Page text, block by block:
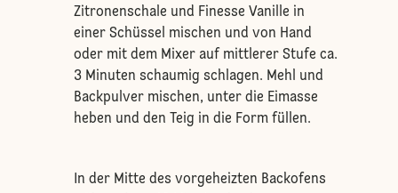
Zitronenschale und Finesse Vanille in
einer Schüssel mischen und von Hand
oder mit dem Mixer auf mittlerer Stufe ca.
3 Minuten schaumig schlagen. Mehl und
Backpulver mischen, unter die Eimasse
heben und den Teig in die Form füllen.
In der Mitte des vorgeheizten Backofens